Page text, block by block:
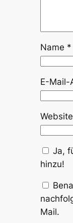
Name *
E-Mail-
Website
Ja,
hinzu!
Mail.